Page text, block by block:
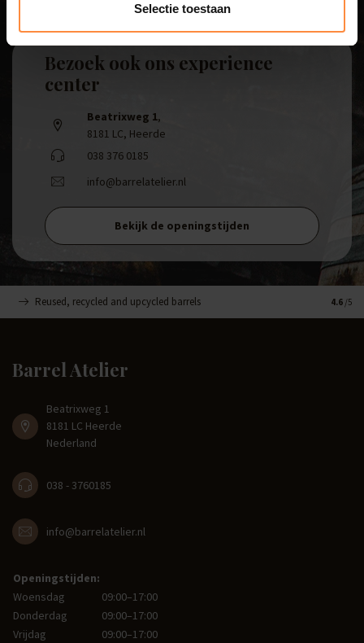
Selectie toestaan
Bezoek ook ons experience
center
Beatrixweg 1,
8181 LC, Heerde
038 376 0185
info@barrelatelier.nl
Bekijk de openingstijden
Reused, recycled and upcycled barrels 4.6 /5
Barrel Atelier
Beatrixweg 1
8181 LC Heerde
Nederland
038 - 3760185
info@barrelatelier.nl
Openingstijden:
Woensdag
09:00–17:00
Donderdag
09:00–17:00
Vrijdag
09:00–17:00